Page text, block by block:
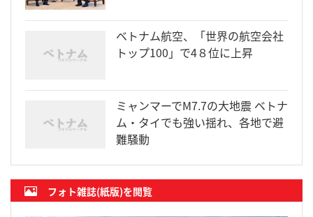
ベトナム航空、「世界の航空会社
トップ100」で4８位に上昇
ミャンマーでM7.7の大地震 ベトナ
ム・タイでも強い揺れ、各地で避
難騒動
フォト雑誌(紙版)を閲覧